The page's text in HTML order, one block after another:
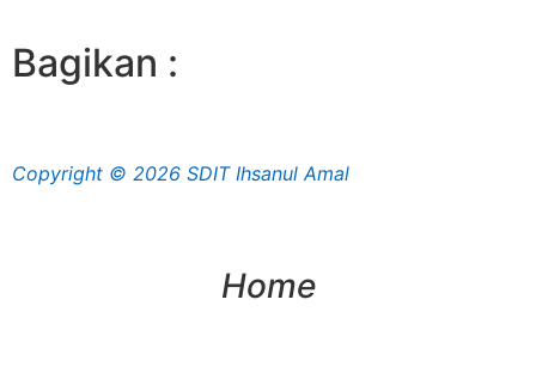
Bagikan :
Copyright © 2026 SDIT Ihsanul Amal
Home